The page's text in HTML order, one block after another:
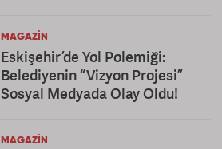
MAGAZIN
Eskişehir’de Yol Polemiği:
Belediyenin “Vizyon Projesi”
Sosyal Medyada Olay Oldu!
MAGAZIN